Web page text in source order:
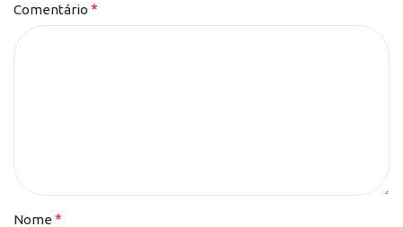
Comentário *
Nome *